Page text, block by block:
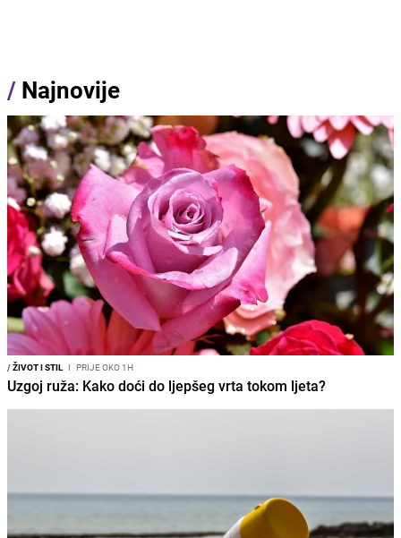
/ Najnovije
/ŽIVOT I STIL I PRIJE OKO 1H
Uzgoj ruža: Kako doći do ljepšeg vrta tokom ljeta?